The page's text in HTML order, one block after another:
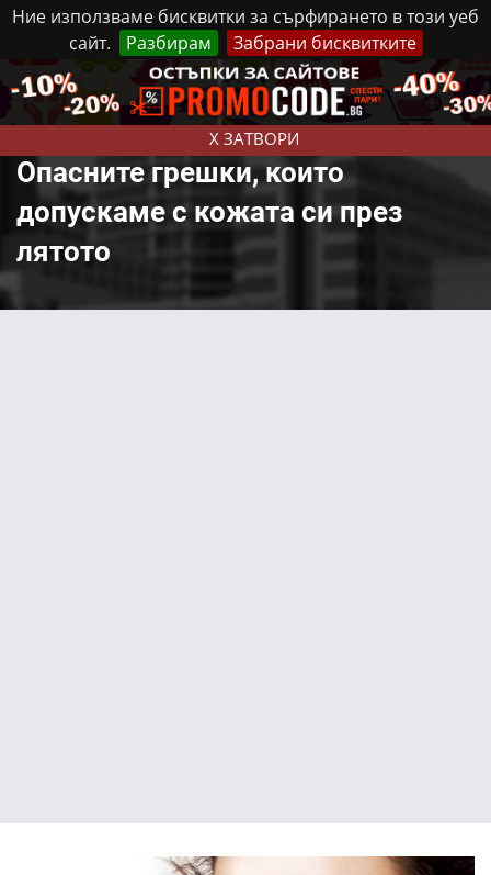
Ние използваме бисквитки за сърфирането в този уеб
сайт.
Разбирам Забрани бисквитките
X ЗАТВОРИ
Понеделник, 10 Август, 2026 Реклама Контакти
Опасните грешки, които
допускаме с кожата си през
лятото